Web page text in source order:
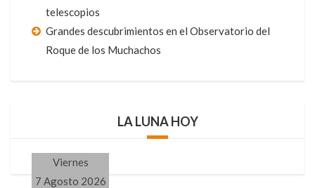
telescopios
Grandes descubrimientos en el Observatorio del
Roque de los Muchachos
LA LUNA HOY
Viernes
7 Agosto 2026